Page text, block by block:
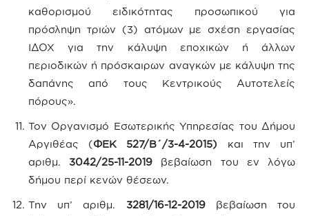
καθορισμού ειδικότητας προσωπικού για
πρόσληψη τριών (3) ατόμων με σχέση εργασίας
ΙΔΟΧ για την κάλυψη εποχικών ή άλλων
περιοδικών ή πρόσκαιρων αναγκών με κάλυψη της
δαπάνης από τους Κεντρικούς Αυτοτελείς
πόρους».
Τον Οργανισμό Εσωτερικής Υπηρεσίας του Δήμου
Αργιθέας (ΦΕΚ 527/Β΄/3-4-2015) και την υπ’
αριθμ. 3042/25-11-2019 βεβαίωση του εν λόγω
δήμου περί κενών θέσεων.
Την υπ’ αριθμ. 3281/16-12-2019βεβαίωση του